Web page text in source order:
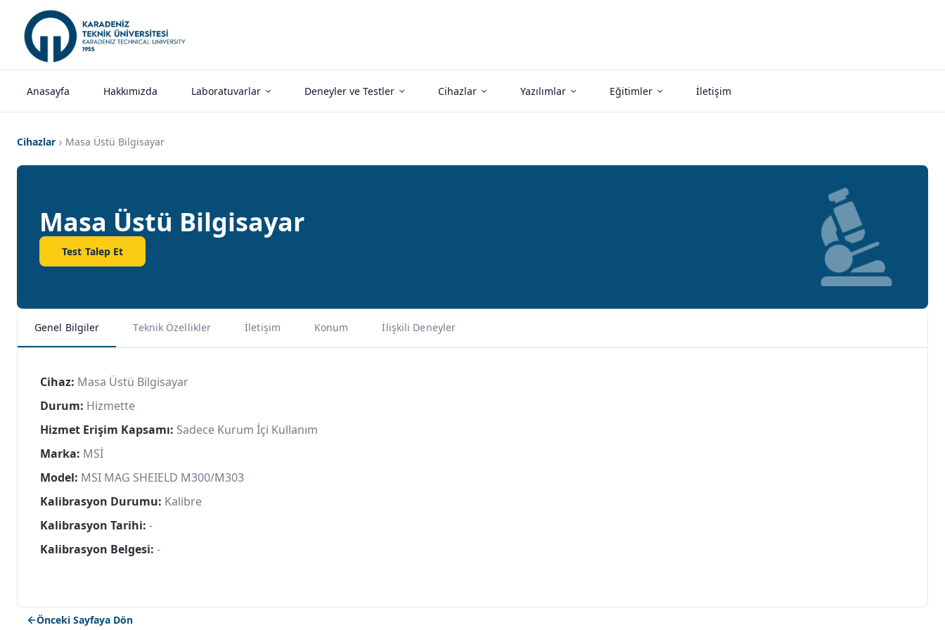
Anasayfa Hakkımızda Laboratuvarlar Deneyler ve Testler Cihazlar Yazılımlar Eğitimler İletişim
Cihazlar Masa Üstü Bilgisayar
Masa Üstü Bilgisayar
Test Talep Et
Genel Bilgiler Teknik Özellikler İletişim Konum İlişkili Deneyler
Cihaz: Masa Üstü Bilgisayar
Durum: Hizmette
Hizmet Erişim Kapsamı: Sadece Kurum İçi Kullanım
Marka: MSİ
Model: MSI MAG SHEIELD M300/M303
Kalibrasyon Durumu: Kalibre
Kalibrasyon Tarihi: -
Kalibrasyon Belgesi: -
Önceki Sayfaya Dön